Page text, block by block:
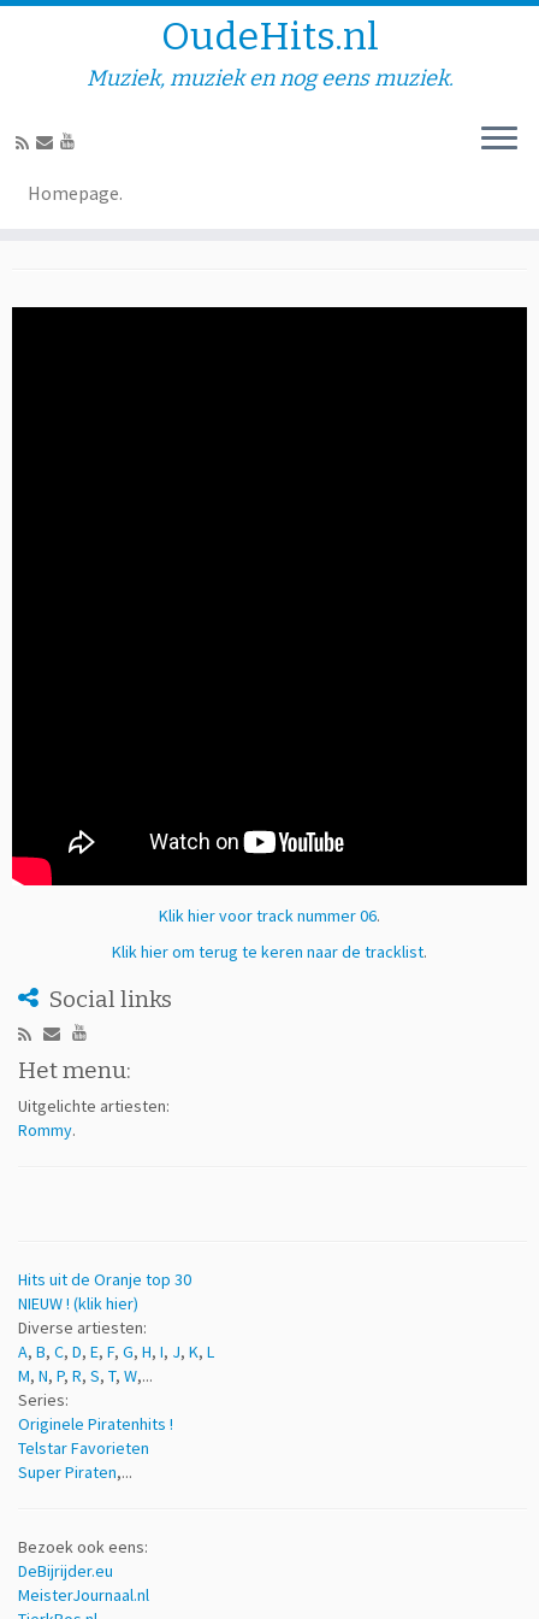
OudeHits.nl
Muziek, muziek en nog eens muziek.
Homepage.
een pompstation gepacht
Klik hier voor track nummer 06.
Klik hier om terug te keren naar de tracklist.
Social links
Het menu:
Uitgelichte artiesten:
Rommy.
Hits uit de Oranje top 30
NIEUW ! (klik hier)
Diverse artiesten:
A, B, C, D, E, F, G, H, I, J, K, L
M, N, P, R, S, T, W,...
Series:
Originele Piratenhits !
Telstar Favorieten
Super Piraten,...
Bezoek ook eens:
DeBijrijder.eu
MeisterJournaal.nl